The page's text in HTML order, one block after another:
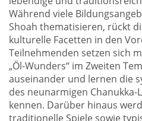
Während viele
Shoah thematisieren, rückt
kulturelle Facetten in den
Teilnehmenden setzen sich
„Öl-Wunders“ im Zweiten
auseinander und lernen die
des neunarmigen Chanukka-
kennen. Darüber hinaus
traditionelle Spiele sowie